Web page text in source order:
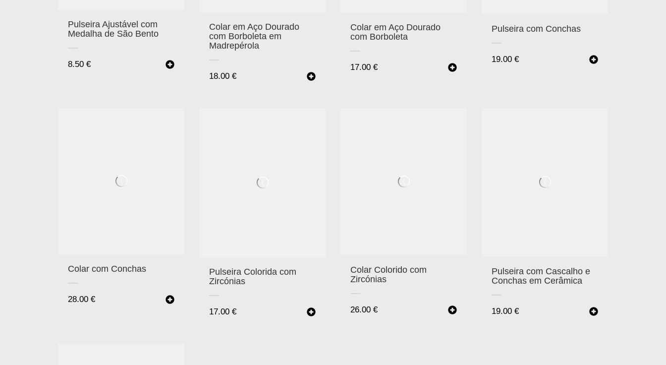
Pulseira Ajustável com
Medalha de São Bento
8.50 €
Colar em Aço Dourado
com Borboleta em
Madrepérola
18.00 €
Colar em Aço Dourado
com Borboleta
17.00 €
Pulseira com Conchas
19.00 €
Colar com Conchas
28.00 €
Pulseira Colorida com
Zircónias
17.00 €
Colar Colorido com
Zircónias
26.00 €
Pulseira com Cascalho e
Conchas em Cerâmica
19.00 €